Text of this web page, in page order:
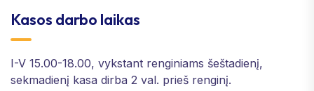
Kasos darbo laikas
I-V 15.00-18.00, vykstant renginiams šeštadienį,
sekmadienį kasa dirba 2 val. prieš renginį.